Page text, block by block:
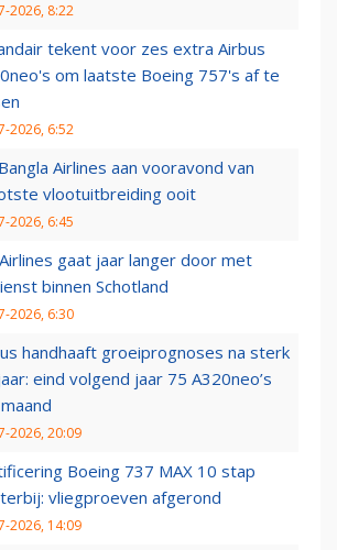
2026, 8:22
tekent voor zes extra Airbus
om laatste Boeing 757's af te
2026, 6:52
Airlines aan vooravond van
vlootuitbreiding ooit
2026, 6:45
gaat jaar langer door met
binnen Schotland
2026, 6:30
handhaaft groeiprognoses na sterk
eind volgend jaar 75 A320neo’s
2026, 20:09
Boeing 737 MAX 10 stap
vliegproeven afgerond
2026, 14:09